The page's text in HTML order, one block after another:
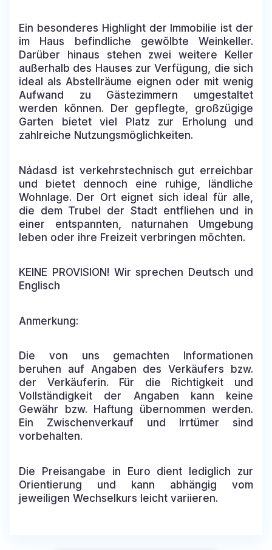
Ein besonderes Highlight der Immobilie ist der
im Haus befindliche gewölbte Weinkeller.
Darüber hinaus stehen zwei weitere Keller
außerhalb des Hauses zur Verfügung, die sich
ideal als Abstellräume eignen oder mit wenig
Aufwand zu Gästezimmern umgestaltet
werden können. Der gepflegte, großzügige
Garten bietet viel Platz zur Erholung und
zahlreiche Nutzungsmöglichkeiten.
Nádasd ist verkehrstechnisch gut erreichbar
und bietet dennoch eine ruhige, ländliche
Wohnlage. Der Ort eignet sich ideal für alle,
die dem Trubel der Stadt entfliehen und in
einer entspannten, naturnahen Umgebung
leben oder ihre Freizeit verbringen möchten.
KEINE PROVISION! Wir sprechen Deutsch und
Englisch
Anmerkung:
Die von uns gemachten Informationen
beruhen auf Angaben des Verkäufers bzw.
der Verkäuferin. Für die Richtigkeit und
Vollständigkeit der Angaben kann keine
Gewähr bzw. Haftung übernommen werden.
Ein Zwischenverkauf und Irrtümer sind
vorbehalten.
Die Preisangabe in Euro dient lediglich zur
Orientierung und kann abhängig vom
jeweiligen Wechselkurs leicht variieren.